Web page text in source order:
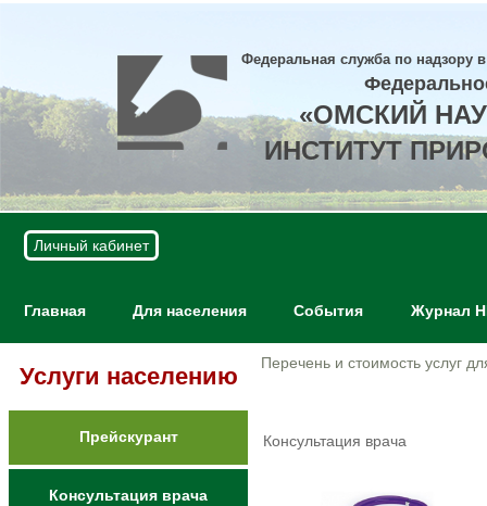
Федеральная служба по надзору
«ОМСКИЙ
ИНСТИТУТ
Личный кабинет
Главная Для населения События Журнал
Услуги населению
Прейскурант
Консультация врача
Перечень и стоимость услуг
Консультация врача